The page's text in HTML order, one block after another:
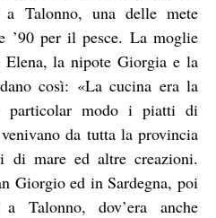
Talonno, una delle mete
’90 per il pesce. La moglie
la nipote Giorgia e la
così: «La cucina era la
particolar modo i piatti di
da tutta la provincia
di mare ed altre creazioni.
Giorgio ed in Sardegna, poi
Talonno, dov’era anche